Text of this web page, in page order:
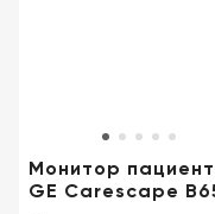
Монитор
GE Carescape